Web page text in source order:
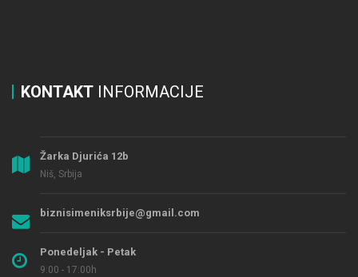
KONTAKT INFORMACIJE
Žarka Djurića 12b
Niš, Srbija
biznisimeniksrbije@gmail.com
Ponedeljak - Petak
9:00 - 17:00h